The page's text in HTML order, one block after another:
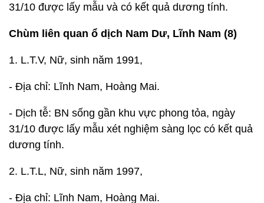
31/10 được lấy mẫu và có kết quả dương tính.
Chùm liên quan ổ dịch Nam Dư, Lĩnh Nam (8)
1. L.T.V, Nữ, sinh năm 1991,
- Địa chỉ: Lĩnh Nam, Hoàng Mai.
- Dịch tễ: BN sống gần khu vực phong tỏa, ngày
31/10 được lấy mẫu xét nghiệm sàng lọc có kết quả
dương tính.
2. L.T.L, Nữ, sinh năm 1997,
- Địa chỉ: Lĩnh Nam, Hoàng Mai.